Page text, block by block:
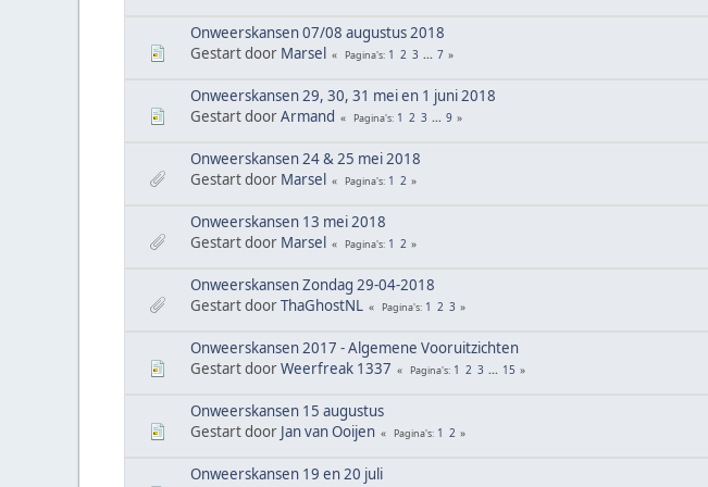
Onweerskansen 07/08 augustus 2018
Gestart door Marsel Pagina's 1 2 3 ... 7
Onweerskansen 29, 30, 31 mei en 1 juni 2018
Gestart doorArmand Pagina's 1 2 3 ... 9
Onweerskansen 24 & 25 mei 2018
Gestart door Marsel Pagina's 1 2
Onweerskansen 13 mei 2018
Gestart door Marsel Pagina's 1 2
Onweerskansen Zondag 29-04-2018
Gestart doorThaGhostNL Pagina's 1 2 3
Onweerskansen 2017 - Algemene Vooruitzichten
Gestart doorWeerfreak 1337 Pagina's 1 2 3 ... 15
Onweerskansen 15 augustus
Gestart door Jan van Ooijen Pagina's 1 2
Onweerskansen 19 en 20 juli